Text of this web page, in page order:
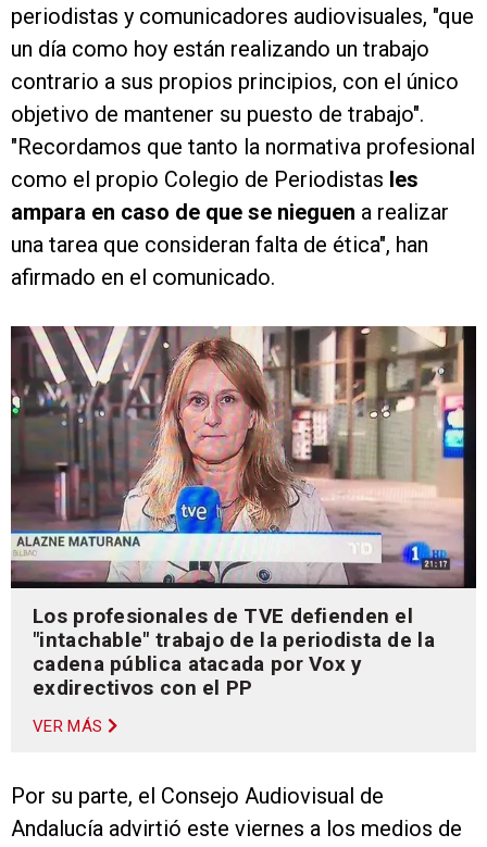
periodistas y comunicadores audiovisuales, "que
un día como hoy están realizando un trabajo
contrario a sus propios principios, con el único
objetivo de mantener su puesto de trabajo".
"Recordamos que tanto la normativa profesional
como el propio Colegio de Periodistas les
ampara en caso de que se nieguen a realizar
una tarea que consideran falta de ética", han
afirmado en el comunicado.
Los profesionales de TVE defienden el
"intachable" trabajo de la periodista de la
cadena pública atacada por Vox y
exdirectivos con el PP
VER MÁS
Por su parte, el Consejo Audiovisual de
Andalucía advirtió este viernes a los medios de